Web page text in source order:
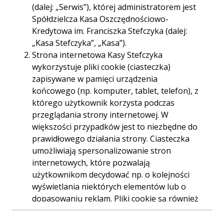
Telefon:
618642465
618654505
E-mail: 065poznan.glogowska@kasystefczyka.pl
Trasa Start
(dalej: „Serwis”), której administratorem jest
Spółdzielcza Kasa Oszczędnościowo-
Kredytowa im. Franciszka Stefczyka (dalej:
„Kasa Stefczyka”, „Kasa”).
Strona internetowa Kasy Stefczyka
wykorzystuje pliki cookie (ciasteczka)
zapisywane w pamięci urządzenia
końcowego (np. komputer, tablet, telefon), z
którego użytkownik korzysta podczas
przeglądania strony internetowej. W
większości przypadków jest to niezbędne do
prawidłowego działania strony. Ciasteczka
umożliwiają spersonalizowanie stron
internetowych, które pozwalają
użytkownikom decydować np. o kolejności
wyświetlania niektórych elementów lub o
dopasowaniu reklam. Pliki cookie są również